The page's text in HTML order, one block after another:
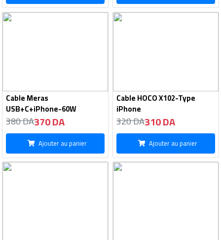
Cable Meras
USB+C+iPhone-60W
380 DA370 DA
Ajouter au panier
Cable HOCO X102-Type
iPhone
320 DA310 DA
Ajouter au panier